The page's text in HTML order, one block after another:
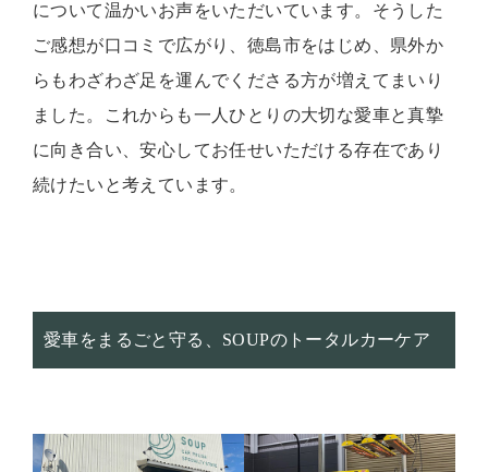
について温かいお声をいただいています。そうした
ご感想が口コミで広がり、徳島市をはじめ、県外か
らもわざわざ足を運んでくださる方が増えてまいり
ました。これからも一人ひとりの大切な愛車と真摯
に向き合い、安心してお任せいただける存在であり
続けたいと考えています。
愛車をまるごと守る、SOUPのトータルカーケア